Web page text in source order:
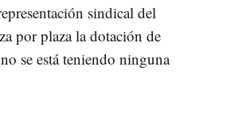
sindical del
por plaza la dotación de
se está teniendo ninguna